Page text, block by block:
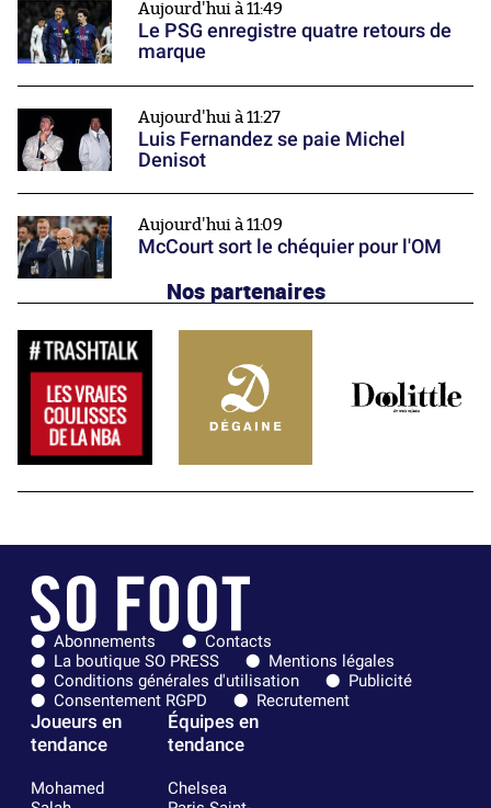
Aujourd'hui à 11:49
Le PSG enregistre quatre retours de
marque
Aujourd'hui à 11:27
Luis Fernandez se paie Michel
Denisot
Aujourd'hui à 11:09
McCourt sort le chéquier pour l'OM
Nos partenaires
Abonnements
Contacts
La boutique SO PRESS
Mentions légales
Conditions générales d'utilisation
Publicité
Consentement RGPD
Recrutement
Joueurs en
tendance
Mohamed
Équipes en
tendance
Chelsea